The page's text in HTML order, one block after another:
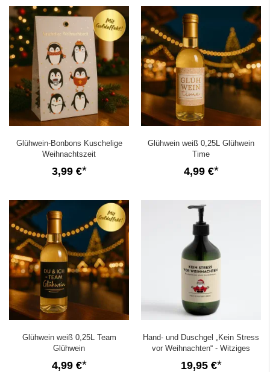
Glühwein-Bonbons Kuschelige
Weihnachtszeit
3,99 €
Glühwein weiß 0,25L Glühwein
Time
4,99 €
Glühwein weiß 0,25L Team
Glühwein
4,99 €
Hand- und Duschgel „Kein Stress
vor Weihnachten“ - Witziges
Wichtelgeschenk
19,95 €